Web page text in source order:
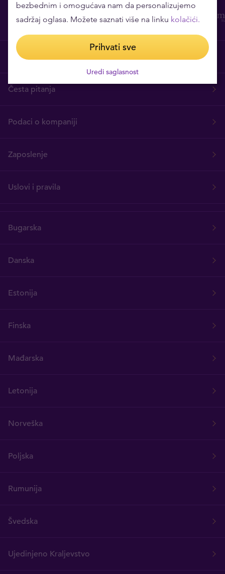
O nama
Česta pitanja
Podaci o kompaniji
Zaposlenje
Uslovi i pravila
Bugarska
Danska
Estonija
Finska
Mađarska
Letonija
Norveška
Poljska
Rumunija
Švedska
Ujedinjeno Kraljevstvo
bezbednim i omogućava nam da personalizujemo
sadržaj oglasa. Možete saznati više na linku kolačići.
Prihvati sve
Uredi saglasnost